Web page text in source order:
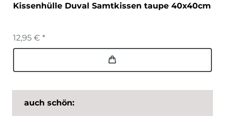
Kissenhülle Duval Samtkissen taupe 40x40cm
12,95 € *
auch schön: